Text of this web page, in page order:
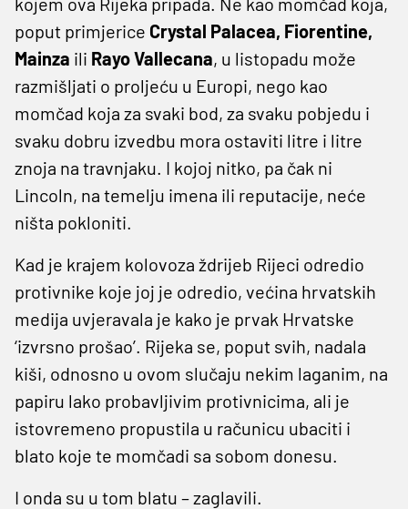
poput primjerice Crystal Palacea, Fiorentine,
Mainza ili Rayo Vallecana, u listopadu može
razmišljati o proljeću u Europi, nego kao
momčad koja za svaki bod, za svaku pobjedu i
svaku dobru izvedbu mora ostaviti litre i litre
znoja na travnjaku. I kojoj nitko, pa čak ni
Lincoln, na temelju imena ili reputacije, neće
ništa pokloniti.
Kad je krajem kolovoza ždrijeb Rijeci odredio
protivnike koje joj je odredio, većina hrvatskih
medija uvjeravala je kako je prvak Hrvatske
‘izvrsno prošao’. Rijeka se, poput svih, nadala
kiši, odnosno u ovom slučaju nekim laganim, na
papiru lako probavljivim protivnicima, ali je
istovremeno propustila u računicu ubaciti i
blato koje te momčadi sa sobom donesu.
I onda su u tom blatu – zaglavili.